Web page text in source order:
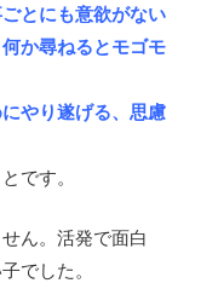
とにも意欲がない
か尋ねるとモゴモ
やり遂げる、思慮
です。
ん。活発で面白
でした。